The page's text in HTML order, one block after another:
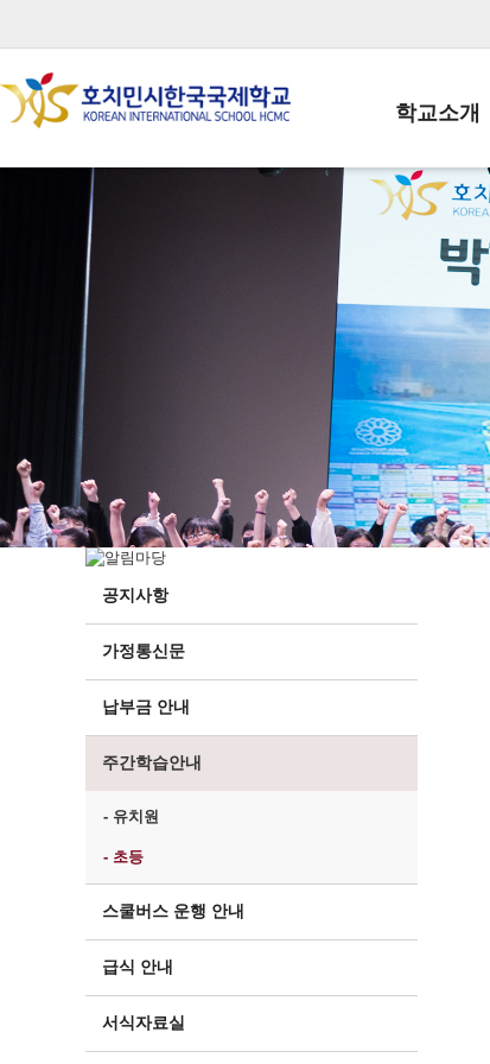
학교소개
학교장인사말
학교상징
학교연혁
교직원현황
학생현황
위치/전화
전경사진
공지사항
가정통신문
납부금 안내
주간학습안내
- 유치원
- 초등
스쿨버스 운행 안내
급식 안내
서식자료실